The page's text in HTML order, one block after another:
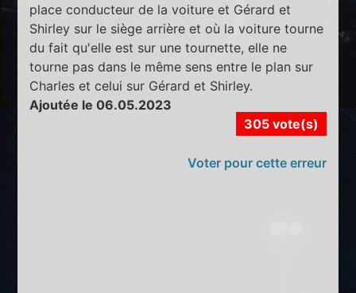
place conducteur de la voiture et Gérard et
Shirley sur le siège arrière et où la voiture tourne
du fait qu'elle est sur une tournette, elle ne
tourne pas dans le même sens entre le plan sur
Charles et celui sur Gérard et Shirley.
Ajoutée le 06.05.2023
305 vote(s)
Voter pour cette erreur